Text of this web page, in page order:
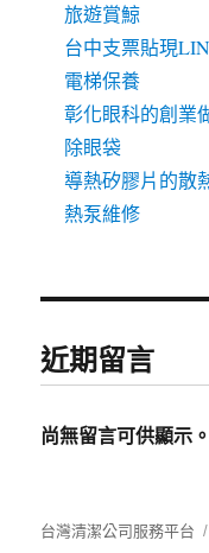
旅遊賞鯨
台中支票貼現
電梯保養
彰化眼科的創業
除眼袋
導熱矽膠片的散
熱泵維修
近期留言
尚無留言可供顯示。
台灣清潔公司服務平台